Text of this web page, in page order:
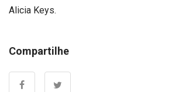
Alicia Keys.
Compartilhe